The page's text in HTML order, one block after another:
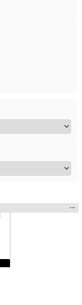
la
…